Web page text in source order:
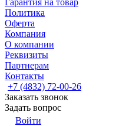
Гарантия на товар
Политика
Оферта
Компания
О компании
Реквизиты
Партнерам
Контакты
+7 (4832) 72-00-26
Заказать звонок
Задать вопрос
Войти